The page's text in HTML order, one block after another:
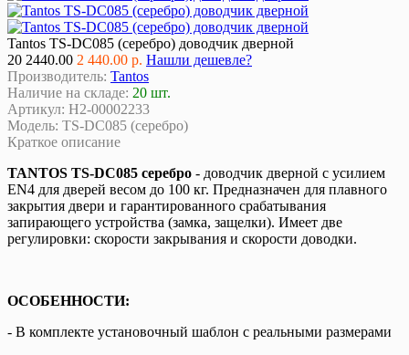
Tantos TS-DC085 (серебро) доводчик дверной
20 2440.00 2 440.00 р. Нашли дешевле?
Производитель: Tantos
Наличие на складе: 20 шт.
Артикул: Н2-00002233
Модель: TS-DC085 (серебро)
Краткое описание
TANTOS TS-DC085 серебро - доводчик дверной с усилием
EN4 для дверей весом до 100 кг. Предназначен для плавного
закрытия двери и гарантированного срабатывания
запирающего устройства (замка, защелки). Имеет две
регулировки: скорости закрывания и скорости доводки.
ОСОБЕННОСТИ:
- В комплекте установочный шаблон с реальными размерами